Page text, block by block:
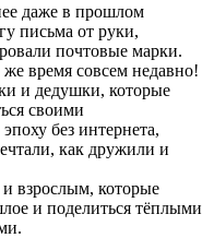
даже в прошлом
письма от руки,
почтовые марки.
время совсем недавно!
и дедушки, которые
своими
без интернета,
как дружили и
и взрослым, которые
и поделиться тёплыми